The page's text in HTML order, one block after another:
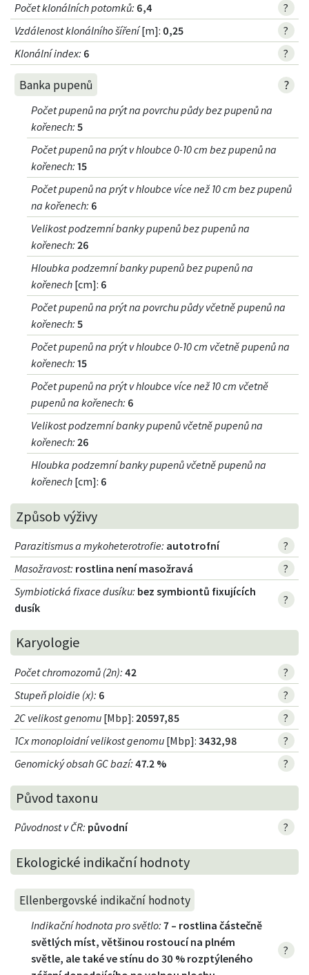
Počet klonálních potomků: 6,4
?
Vzdálenost klonálního šíření[m]: 0,25
?
Klonální index: 6 ?
Banka pupenů ?
Počet pupenů na prýt na povrchu půdy bez pupenů na
kořenech: 5
Počet pupenů na prýt v hloubce 0-10 cm bez pupenů na
kořenech: 15
Počet pupenů na prýt v hloubce více než 10 cm bez pupenů
na kořenech: 6
Velikost podzemní banky pupenů bez pupenů na
kořenech: 26
Hloubka podzemní banky pupenů bez pupenů na
kořenech [cm]: 6
Počet pupenů na prýt na povrchu půdy včetně pupenů na
kořenech: 5
Počet pupenů na prýt v hloubce 0-10 cm včetně pupenů na
kořenech: 15
Počet pupenů na prýt v hloubce více než 10 cm včetně
pupenů na kořenech: 6
Velikost podzemní banky pupenů včetně pupenů na
kořenech: 26
Hloubka podzemní banky pupenů včetně pupenů na
kořenech [cm]: 6
Způsob výživy
Parazitismus a mykoheterotrofie: autotrofní
?
Masožravost: rostlina není masožravá
?
Symbiotická fixace dusíku: bez symbiontů fixujících
dusík
?
Karyologie
Počet chromozomů (2n): 42
?
Stupeň ploidie (x): 6
?
2C velikost genomu [Mbp]: 20597,85
?
1Cx monoploidní velikost genomu [Mbp]: 3432,98
?
Genomický obsah GC bazí: 47.2 % ?
Původ taxonu
Původnost v ČR: původní ?
Ekologické indikační hodnoty
Ellenbergovské indikační hodnoty
Indikační hodnota pro světlo: 7 – rostlina částečně
světlých míst, většinou rostoucí na plném
světle, ale také ve stínu do 30 % rozptýleného
?